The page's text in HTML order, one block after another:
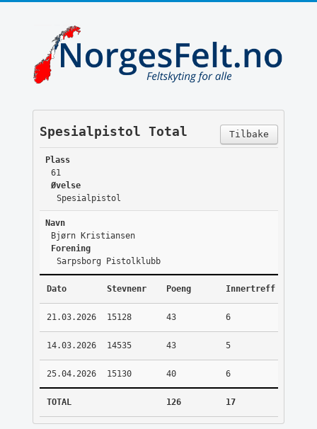
Tilbake
Spesialpistol Total
Plass
61
Øvelse
Spesialpistol
Navn
Bjørn Kristiansen
Forening
Sarpsborg Pistolklubb
Dato Stevnenr Poeng Innertreff
21.03.2026 15128 43 6
14.03.2026 14535 43 5
25.04.2026 15130 40 6
TOTAL 126 17